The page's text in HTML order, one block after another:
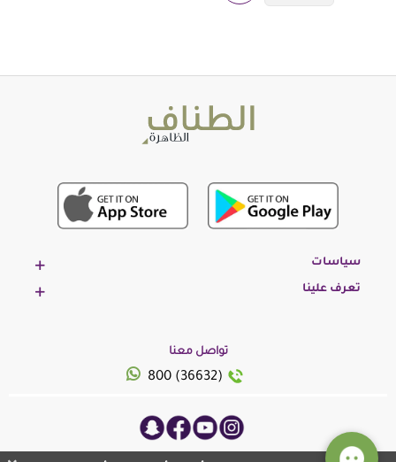
سياسات
تعرف علينا
تواصل معنا
800 (36632)
© 2023 ، جميع الحقوق محفوظة بدعم من